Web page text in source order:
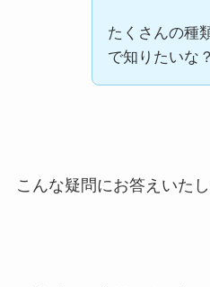
たくさんの種
で知りたいな？
こんな疑問にお答えいたし